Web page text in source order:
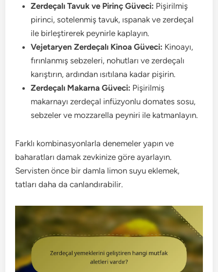
Zerdeçalı Tavuk ve Pirinç Güveci: Pişirilmiş
pirinci, sotelenmiş tavuk, ıspanak ve zerdeçal
ile birleştirerek peynirle kaplayın.
Vejetaryen Zerdeçalı Kinoa Güveci: Kinoayı,
fırınlanmış sebzeleri, nohutları ve zerdeçalı
karıştırın, ardından ısıtılana kadar pişirin.
Zerdeçalı Makarna Güveci: Pişirilmiş
makarnayı zerdeçal infüzyonlu domates sosu,
sebzeler ve mozzarella peyniri ile katmanlayın.
Farklı kombinasyonlarla denemeler yapın ve
baharatları damak zevkinize göre ayarlayın.
Servisten önce bir damla limon suyu eklemek,
tatları daha da canlandırabilir.